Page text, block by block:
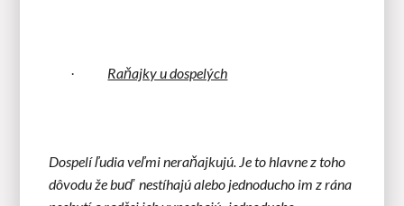
· Raňajky u dospelých
Dospelí ľudia veľmi neraňajkujú. Je to hlavne z toho
dôvodu že buď nestíhajú alebo jednoducho im z rána